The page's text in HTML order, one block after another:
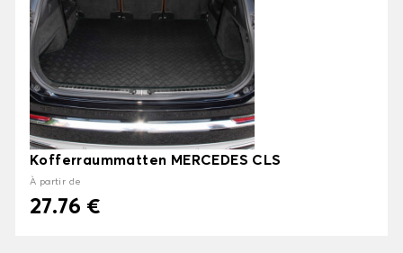
Kofferraummatten MERCEDES CLS
À partir de
27.76 €